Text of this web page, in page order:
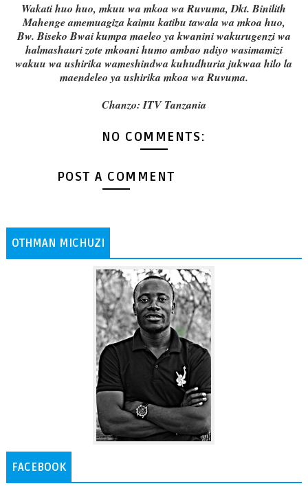
Wakati huo huo, mkuu wa mkoa wa Ruvuma, Dkt. Binilith
Mahenge amemuagiza kaimu katibu tawala wa mkoa huo,
Bw. Biseko Bwai kumpa maeleo ya kwanini wakurugenzi wa
halmashauri zote mkoani humo ambao ndiyo wasimamizi
wakuu wa ushirika wameshindwa kuhudhuria jukwaa hilo la
maendeleo ya ushirika mkoa wa Ruvuma.
Chanzo: ITV Tanzania
NO COMMENTS:
POST A COMMENT
OTHMAN MICHUZI
FACEBOOK